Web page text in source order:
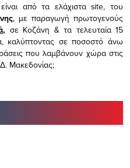
είναι από τα ελάχισταsite, του
, με παραγωγή πρωτογενούς
σε Κοζάνη & τα τελευταία 15
καλύπτοντας σε ποσοστό άνω
που λαμβάνουν χώρα στις
Μακεδονίας;